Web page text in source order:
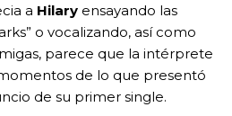
a Hilary ensayando las
o vocalizando, así como
parece que la intérprete
de lo que presentó
de su primer single.